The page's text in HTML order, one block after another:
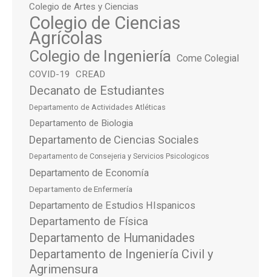
Colegio de Artes y Ciencias
Colegio de Ciencias
Agrícolas
Colegio de Ingeniería Come Colegial
COVID-19 CREAD
Decanato de Estudiantes
Departamento de Actividades Atléticas
Departamento de Biologia
Departamento de Ciencias Sociales
Departamento de Consejeria y Servicios Psicologicos
Departamento de Economía
Departamento de Enfermería
Departamento de Estudios HIspanicos
Departamento de Física
Departamento de Humanidades
Departamento de Ingeniería Civil y
Agrimensura